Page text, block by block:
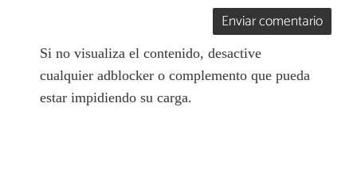
Enviar comentario
Si no visualiza el contenido, desactive
cualquier adblocker o complemento que pueda
estar impidiendo su carga.